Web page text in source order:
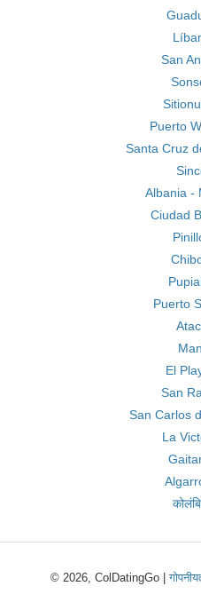
San
Puerto
Santa Cruz
Albania -
Ciudad
Puerto
El
San
San Carlos
La
© 2026, ColDatingGo |